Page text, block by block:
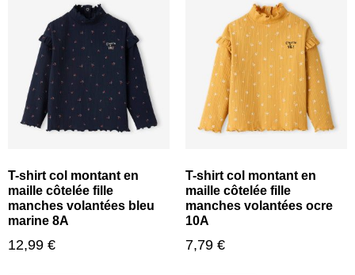
T-shirt col montant en
maille côtelée fille
manches volantées bleu
marine 8A
12,99 €
T-shirt col montant en
maille côtelée fille
manches volantées ocre
10A
7,79 €